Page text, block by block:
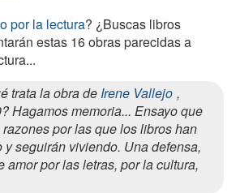
por la lectura? ¿Buscas libros
estas 16 obras parecidas a
trata la obra de Irene Vallejo ,
Hagamos memoria... Ensayo que
por las que los libros han
y seguirán viviendo. Una defensa,
amor por las letras, por la cultura,